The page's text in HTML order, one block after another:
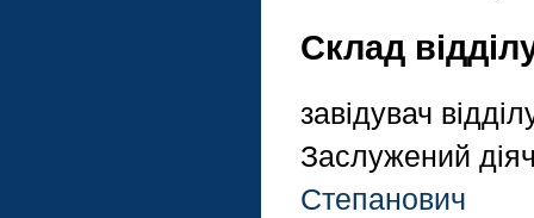
Склад
завідувач
Заслужений
Степанович